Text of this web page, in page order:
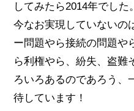
してみたら2014年でし
今なお実現していないの
ー問題やら接続の問題や
ら利権やら、紛失、盗難
ろいろあるのであろう、
待しています！